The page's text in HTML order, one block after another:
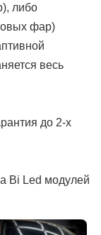
либо
фар)
весь
до 2-х
Bi Led модулей